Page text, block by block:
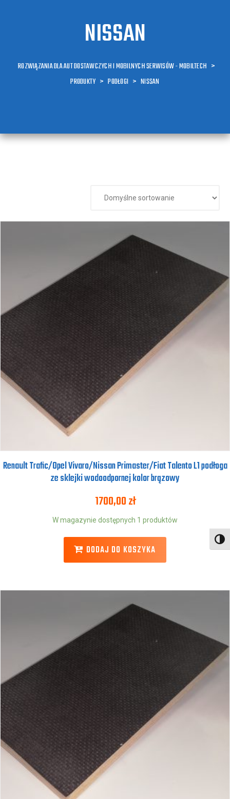
NISSAN
ROZWIĄZANIA DLA AUT DOSTAWCZYCH I MOBILNYCH SERWISÓW - MOBILTECH >
PRODUKTY > PODŁOGI > NISSAN
Renault Trafic/Opel Vivaro/Nissan Primaster/Fiat Talento L1 podłoga
ze sklejki wodoodpornej kolor brązowy
1700,00zł
W magazynie dostępnych 1 produktów
DODAJ DO KOSZYKA